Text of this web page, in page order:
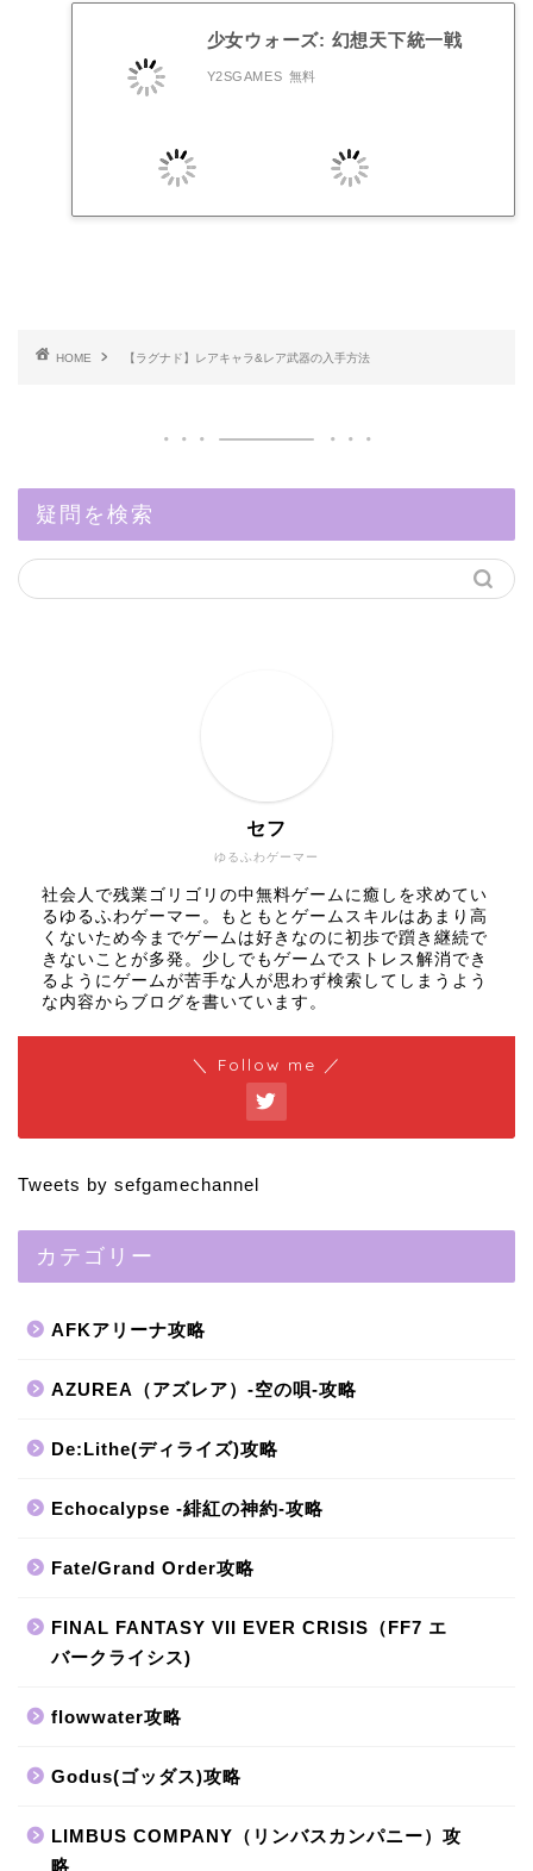
少女ウォーズ: 幻想天下統一戦
Y2SGAMES 無料
HOME 【ラグナド】レアキャラ&レア武器の入手方法
疑問を検索
ゆるふわゲーマー
セフ
社会人で残業ゴリゴリの中無料ゲームに癒しを求めてい
るゆるふわゲーマー。もともとゲームスキルはあまり高
くないため今までゲームは好きなのに初歩で躓き継続で
きないことが多発。少しでもゲームでストレス解消でき
るようにゲームが苦手な人が思わず検索してしまうよう
な内容からブログを書いています。
＼ Follow me ／
Tweets by sefgamechannel
カテゴリー
AFKアリーナ攻略
AZUREA（アズレア）-空の唄-攻略
De:Lithe(ディライズ)攻略
Echocalypse -緋紅の神約-攻略
Fate/Grand Order攻略
FINAL FANTASY VII EVER CRISIS（FF7 エ
バークライシス)
flowwater攻略
Godus(ゴッダス)攻略
LIMBUS COMPANY（リンバスカンパニー）攻
略